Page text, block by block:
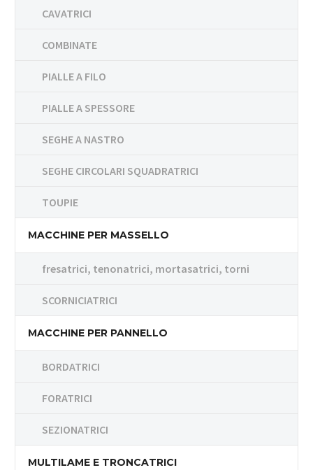
CAVATRICI
COMBINATE
PIALLE A FILO
PIALLE A SPESSORE
SEGHE A NASTRO
SEGHE CIRCOLARI SQUADRATRICI
TOUPIE
MACCHINE PER MASSELLO
fresatrici, tenonatrici, mortasatrici, torni
SCORNICIATRICI
MACCHINE PER PANNELLO
BORDATRICI
FORATRICI
SEZIONATRICI
MULTILAME E TRONCATRICI